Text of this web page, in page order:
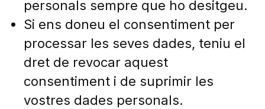
personals sempre que ho desitgeu.
Si ens doneu el consentiment per
processar les seves dades, teniu el
dret de revocar aquest
consentiment i de suprimir les
vostres dades personals.